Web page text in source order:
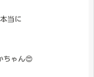
当に
ちゃん😍